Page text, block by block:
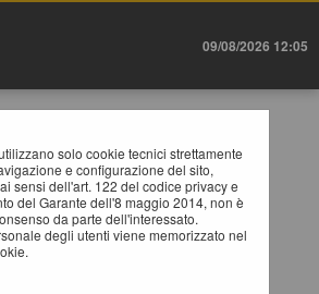
09/08/2026 12:05
solo cookie tecnici strettamente
e configurazione del sito,
sensi dell'art. 122 del codice privacy e
del Garante dell'8 maggio 2014, non è
da parte dell'interessato.
degli utenti viene memorizzato nel
VARIAZIONE MODALITÀ DI
dal1 Luglio 2026l'accesso alla piattaforma
tramite SSO (Single-Sign ON),
SPID / CIE / EIDAS. Per maggiori
manuale qui disponibile.